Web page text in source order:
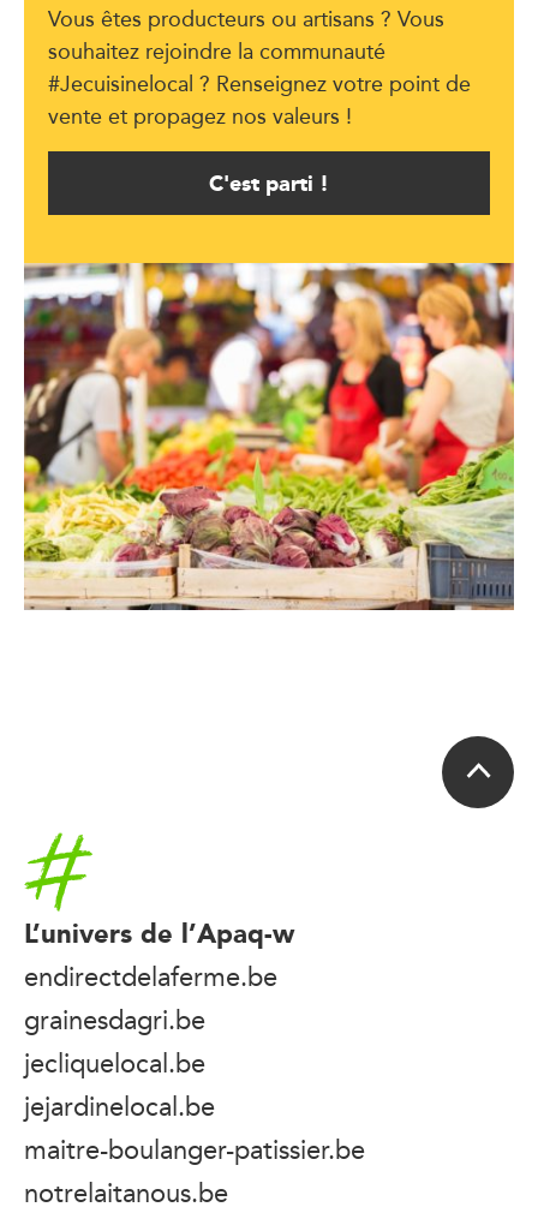
Vous êtes producteurs ou artisans ? Vous
souhaitez rejoindre la communauté
#Jecuisinelocal ? Renseignez votre point de
vente et propagez nos valeurs !
C'est parti !
Accueil
L’univers de l’Apaq-w
endirectdelaferme.be
grainesdagri.be
jecliquelocal.be
jejardinelocal.be
maitre-boulanger-patissier.be
notrelaitanous.be